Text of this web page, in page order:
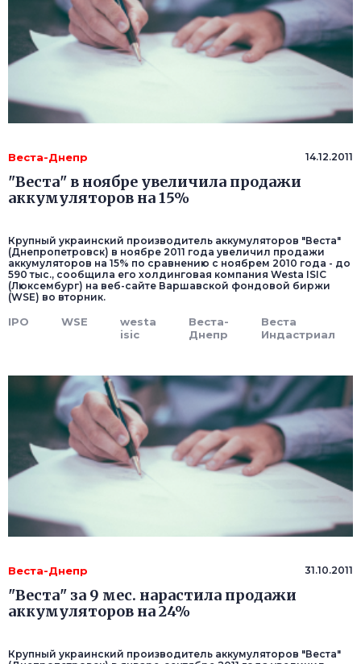
Веста-Днепр 14.12.2011
"Веста" в ноябре увеличила продажи
аккумуляторов на 15%
Крупный украинский производитель аккумуляторов "Веста"
(Днепропетровск) в ноябре 2011 года увеличил продажи
аккумуляторов на 15% по сравнению с ноябрем 2010 года - до
590 тыс., сообщила его холдинговая компания Westa ISIC
(Люксембург) на веб-сайте Варшавской фондовой биржи
(WSE) во вторник.
IPO WSE
westa
isic
Веста-
Днепр
Веста
Индастриал
Веста-Днепр 31.10.2011
"Веста" за 9 мес. нарастила продажи
аккумуляторов на 24%
Крупный украинский производитель аккумуляторов "Веста"